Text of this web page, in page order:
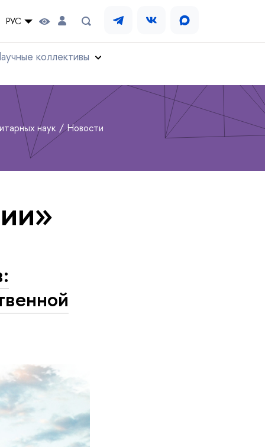
РУС
коллективы
наук Новости